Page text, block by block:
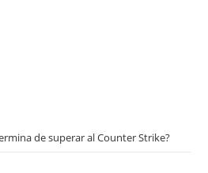
de superar al Counter Strike?